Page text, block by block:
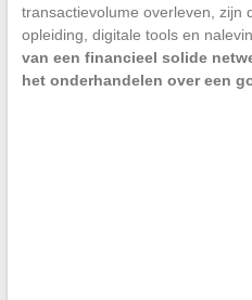
transactievolume overleven, zijn
opleiding, digitale tools en
van een financieel solide
het onderhandelen over een